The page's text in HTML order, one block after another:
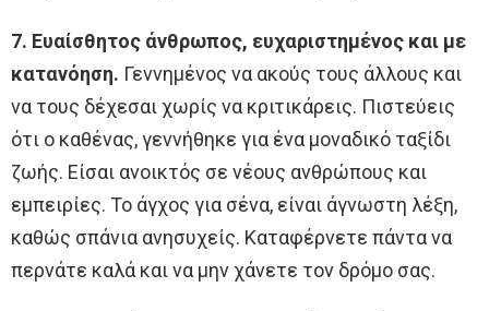
7. Ευαίσθητος άνθρωπος, ευχαριστημένος και με
κατανόηση. Γεννημένος να ακούς τους άλλους και
να τους δέχεσαι χωρίς να κριτικάρεις. Πιστεύεις
ότι ο καθένας, γεννήθηκε για ένα μοναδικό ταξίδι
ζωής. Είσαι ανοικτός σε νέους ανθρώπους και
εμπειρίες. Το άγχος για σένα, είναι άγνωστη λέξη,
καθώς σπάνια ανησυχείς. Καταφέρνετε πάντα να
περνάτε καλά και να μην χάνετε τον δρόμο σας.